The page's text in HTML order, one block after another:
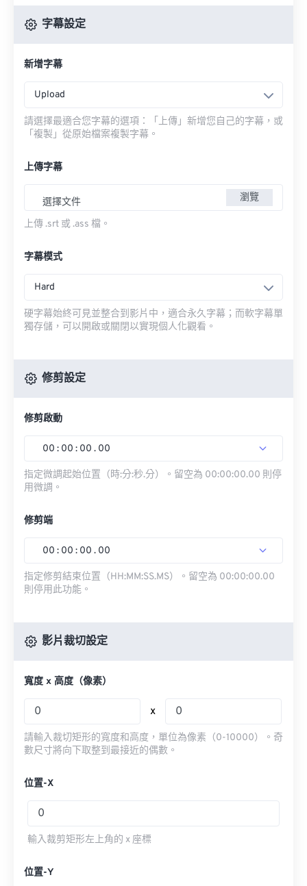
字幕設定
新增字幕
Upload
請選擇最適合您字幕的選項：「上傳」新增您自己的字幕，或
「複製」從原始檔案複製字幕。
上傳字幕
選擇文件 瀏覽
上傳 .srt 或 .ass 檔。
字幕模式
Hard
硬字幕始終可見並整合到影片中，適合永久字幕；而軟字幕單
獨存儲，可以開啟或關閉以實現個人化觀看。
修剪設定
修剪啟動
00 : 00 : 00 . 00
指定微調起始位置（時:分:秒.分）。留空為 00:00:00.00 則停
用微調。
修剪端
00 : 00 : 00 . 00
指定修剪結束位置（HH:MM:SS.MS）。留空為 00:00:00.00
則停用此功能。
影片裁切設定
寬度 x 高度（像素）
x
請輸入裁切矩形的寬度和高度，單位為像素（0-10000）。奇
數尺寸將向下取整到最接近的偶數。
位置-X
輸入裁剪矩形左上角的 x 座標
位置-Y